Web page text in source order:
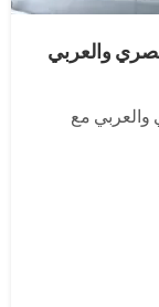
المصري والعربي
والعربي مع